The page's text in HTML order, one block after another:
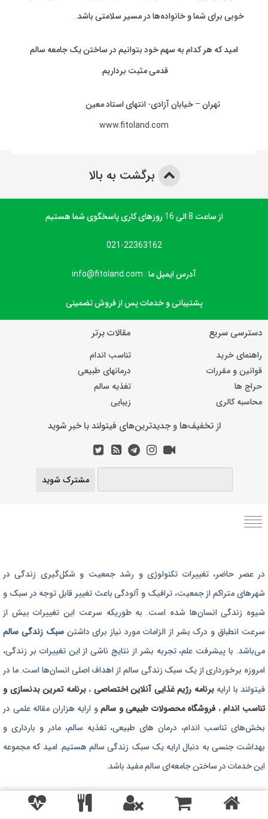
خوبی برای شما و خانواده‌ها در مسیر سلامتی باشد.
امید که هر کدام به سهم خود بتوانیم در ساختن یک جامعه سالم
قدمی مثبت برداریم.
تهران – خیابان آزادی- انتهای استاد معین
www.fitoland.com
برگشت به بالا
از ساعت 8 الی 16 روزهای کاری پاسخگوی شما هستیم
021-22363162
آدرس ایمیل ما : info@fitoland.com
پشتیبانی و خدمات پس از فروش تضمینی
دسترسی سریع
راهنمای خرید
قوانین و مقررات
حراج ها
محاسبه کالری
مقالات برتر
تناسب اندام
درمانهای طبیعی
تغذیه سالم
زیبایی
از تخفیف‌ها و جدیدترین‌های فیتولند با خبر شوید
مشترک شوید
رژیم غذایی بارداری
برنامه رژیم درمانی
برنامه تمرین بدنسازی
برنامه تمرینی
محصولات طبیعی و سالم
در عصر حاضر،‌ تغییرات تکنولوژی و رشد جمعیت و شکل‌گیری زندگی‌ در
شهرهای متراکم از جمعیت، ترافیک و آلودگی باعث تغییر قابل توجه در سبک و
شیوه زندگی انسان‌ها شده است. به طوریکه سرعت این تغییرات بیش از
سرعت انطباق و درک بشر از الزامات مورد نیاز برای داشتنسبک زندگی سالم
می‌باشد. با پیشرفت علم، تجربه بشر از نتایج ناشی از این تغییرات بر زندگی،
امروزه برخورداری از یک سبک زندگی سالم از اهداف اصلی انسان‌ها است. ما در
فیتولند با ارایهبرنامه رژیم غذایی آنلاین اختصاصی ،برنامه تمرین بدنسازی و
تناسب اندام، فروشگاه محصولات طبیعی و سالمو ارایه هزاران مقاله علمی در
بخش‌های تناسب اندام، درمان های طبیعی، تغذیه سالم، مادر و بارداری و
بهداشت جنسی به دنبال ارایه یک سبک زندگی سالم هستیم. امید که مجموعه
این خدمات در ساختن جامعه‌ای سالم مفید باشد.